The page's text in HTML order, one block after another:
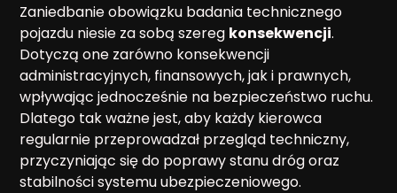
Zaniedbanie obowiązku badania technicznego
pojazdu niesie za sobą szereg konsekwencji.
Dotyczą one zarówno konsekwencji
administracyjnych, finansowych, jak i prawnych,
wpływając jednocześnie na bezpieczeństwo ruchu.
Dlatego tak ważne jest, aby każdy kierowca
regularnie przeprowadzał przegląd techniczny,
przyczyniając się do poprawy stanu dróg oraz
stabilności systemu ubezpieczeniowego.